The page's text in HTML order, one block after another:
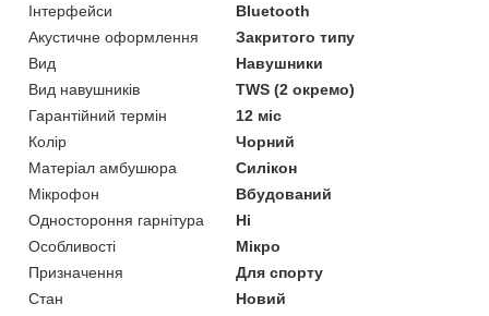
Інтерфейси
Bluetooth
Акустичне оформлення
Закритого типу
Вид
Навушники
Вид навушників
TWS (2 окремо)
Гарантійний термін
12 міс
Колір
Чорний
Матеріал амбушюра
Силікон
Мікрофон
Вбудований
Одностороння гарнітура
Ні
Особливості
Мікро
Призначення
Для спорту
Стан
Новий